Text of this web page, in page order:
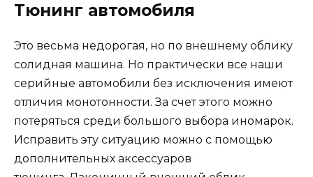
Тюнинг автомобиля
Это весьма недорогая, но по внешнему облику
солидная машина. Но практически все наши
серийные автомобили без исключения имеют
отличия монотонности. За счет этого можно
потеряться среди большого выбора иномарок.
Исправить эту ситуацию можно с помощью
дополнительных аксессуаров